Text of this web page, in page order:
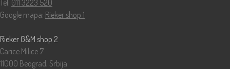
Tel: 011 3223 520
Google mapa: Rieker shop 1
Rieker G&M shop 2
Carice Milice 7
11000 Beograd, Srbija